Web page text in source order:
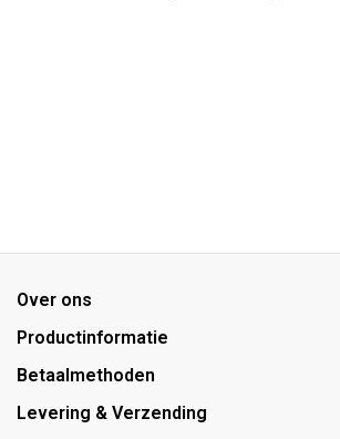
Over ons
Productinformatie
Betaalmethoden
Levering & Verzending